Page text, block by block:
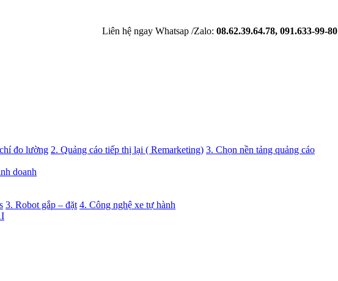
Liên hệ ngay Whatsap /Zalo: 08.62.39.64.78, 091.633-99-80
đo lường 2. Quảng cáo tiếp thị lại ( Remarketing) 3. Chọn nền tảng quảng cáo
doanh
3. Robot gắp – đặt 4. Công nghệ xe tự hành